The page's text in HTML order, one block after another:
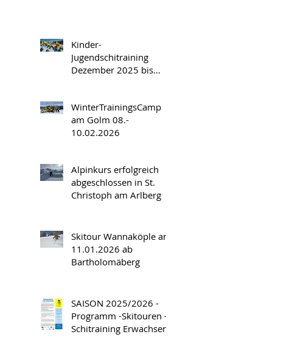
Kinder-
Jugendschitraining
Dezember 2025 bis
WinterTrainingsCamp
am Golm 08.-
10.02.2026
Alpinkurs erfolgreich
abgeschlossen in St.
Christoph am Arlberg
Skitour Wannaköple am
11.01.2026 ab
Bartholomäberg
SAISON 2025/2026 -
Programm -Skitouren -
Schitraining Erwachsene